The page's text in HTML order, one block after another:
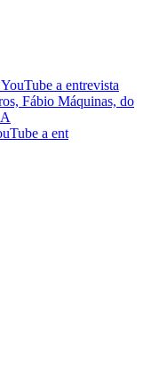
a ent